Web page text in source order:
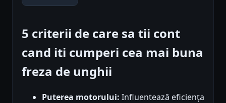
5 criterii de care sa tii cont
cand iti cumperi cea mai buna
freza de unghii
Puterea motorului: Influentează eficiența